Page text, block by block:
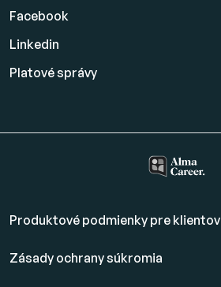
Facebook
Linkedin
Platovésprávy
Produktové podmienky pre klientov
Zásady ochrany súkromia